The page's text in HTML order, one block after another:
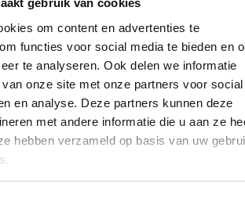
gebruik van cookies
om content en advertenties te
functies voor social media te bieden en
te analyseren. Ook delen we informatie
onze site met onze partners voor social
en analyse. Deze partners kunnen deze
met andere informatie die u aan ze
hebben verzameld op basis van uw
Rode Kruis Vlaanderen zorgt daarbij
en omkadering. Sinds eind mei
zich registreren. In totaal deden 34
september gaan vrijwilligerskorpsen
de crisistool zal dan beschikbaar zijn.
beslissing Oost-Vlaamse
rond hoofddoekenverbod
scholen